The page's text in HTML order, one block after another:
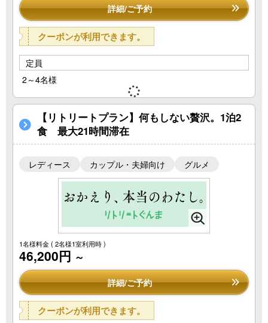
詳細/ご予約
クーポンが利用できます。
定員
2～4名様
【リトリートプラン】何もしない贅沢。1泊2
食 最大21時間滞在
レディース カップル・夫婦向け グルメ
1名様料金( 2名様1室利用時 )
46,200円 ～
詳細/ご予約
クーポンが利用できます。